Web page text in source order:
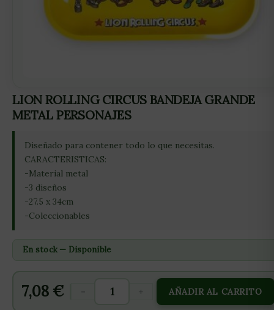
LION ROLLING CIRCUS BANDEJA GRANDE
METAL PERSONAJES
Diseñado para contener todo lo que necesitas.
CARACTERISTICAS:
-Material metal
-3 diseños
-27.5 x 34cm
-Coleccionables
En stock — Disponible
7,08 € - + AÑADIR AL CARRITO